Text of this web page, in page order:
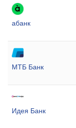
абанк
МТБ Банк
Идея Банк